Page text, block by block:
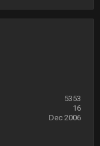
5353
16
Dec 2006